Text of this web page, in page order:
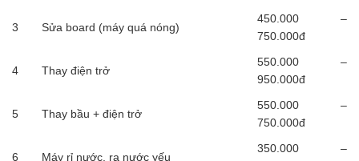
3 Sửa board (máy quá nóng)
450.000 –
750.000đ
4 Thay điện trở
550.000 –
950.000đ
5 Thay bầu + điện trở
550.000 –
750.000đ
6 Máy rỉ nước, ra nước yếu
350.000 –